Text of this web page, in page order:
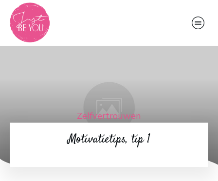
Zelfvertrouwen
Motivatietips, tip 1